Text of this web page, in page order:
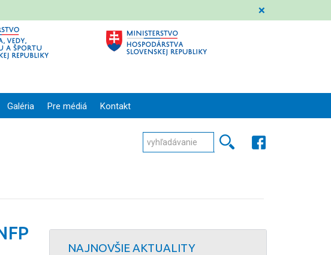
❌
Galéria Pre médiá Kontakt
NAJNOVŠIE AKTUALITY